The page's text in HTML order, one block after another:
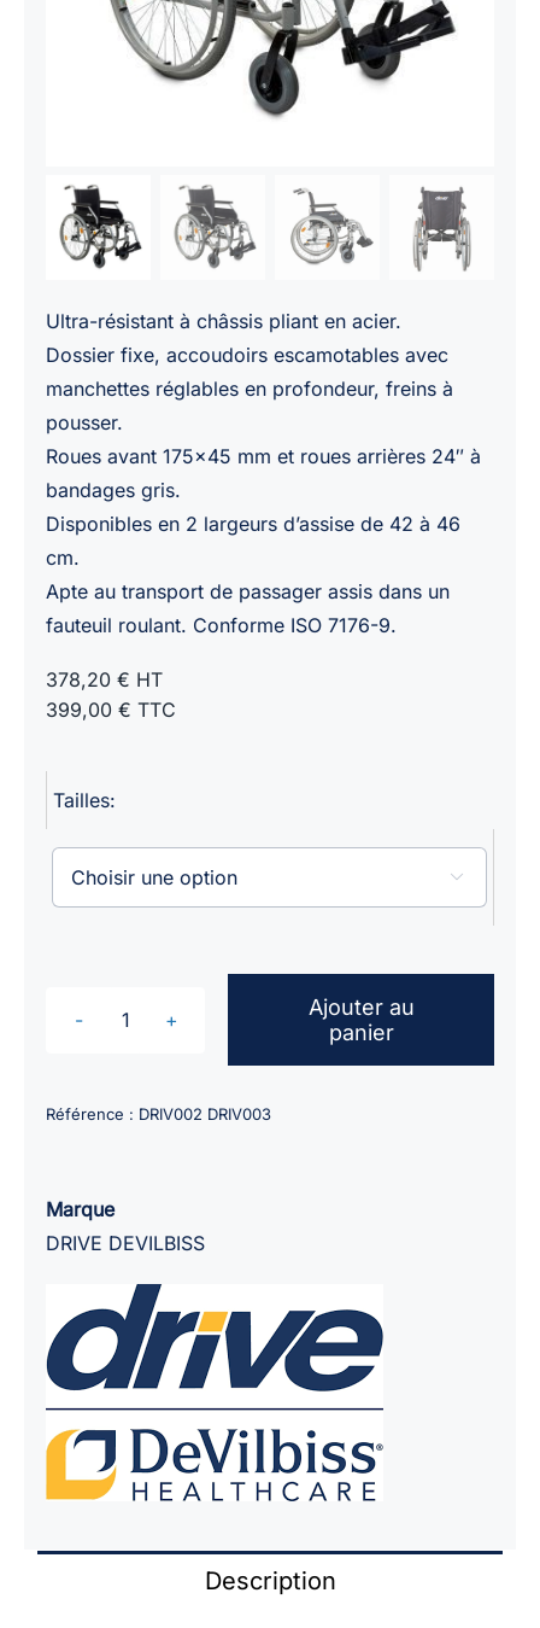
Ultra-résistant à châssis pliant en acier.
Dossier fixe, accoudoirs escamotables avec
manchettes réglables en profondeur, freins à
pousser.
Roues avant 175×45 mm et roues arrières 24″ à
bandages gris.
Disponibles en 2 largeurs d’assise de 42 à 46
cm.
Apte au transport de passager assis dans un
fauteuil roulant. Conforme ISO 7176-9.
378,20 € HT
399,00 € TTC
Tailles:

quantité
Fauteuil
2G
Ajouter au
panier
Référence : DRIV002 DRIV003
Marque
DRIVE DEVILBISS
Description